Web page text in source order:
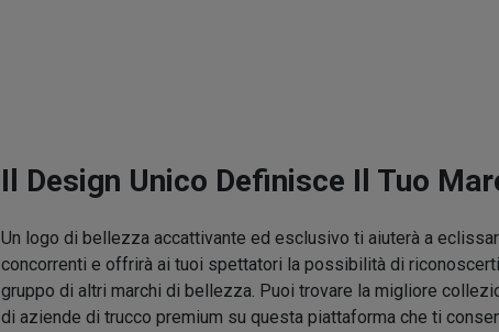
Il Design Unico Definisce Il Tuo
Un logo di bellezza accattivante ed esclusivo ti aiuterà a
concorrenti e offrirà ai tuoi spettatori la possibilità di
gruppo di altri marchi di bellezza. Puoi trovare la migliore
di aziende di trucco premium su questa piattaforma che ti